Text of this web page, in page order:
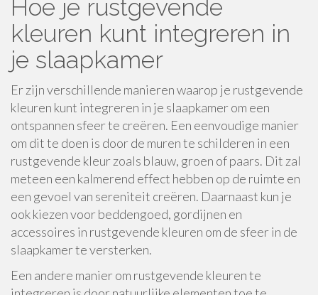
Hoe je rustgevende
kleuren kunt integreren in
je slaapkamer
Er zijn verschillende manieren waarop je rustgevende
kleuren kunt integreren in je slaapkamer om een
ontspannen sfeer te creëren. Een eenvoudige manier
om dit te doen is door de muren te schilderen in een
rustgevende kleur zoals blauw, groen of paars. Dit zal
meteen een kalmerend effect hebben op de ruimte en
een gevoel van sereniteit creëren. Daarnaast kun je
ook kiezen voor beddengoed, gordijnen en
accessoires in rustgevende kleuren om de sfeer in de
slaapkamer te versterken.
Een andere manier om rustgevende kleuren te